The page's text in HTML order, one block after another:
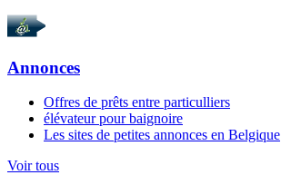
Annonces
Offres de prêts entre particulliers
élévateur pour baignoire
Les sites de petites annonces en Belgique
Voir tous